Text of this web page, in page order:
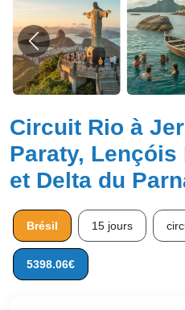
Circuit Rio à
Paraty, Lençóis
et Delta du
Brésil 15 jours
5398.06€